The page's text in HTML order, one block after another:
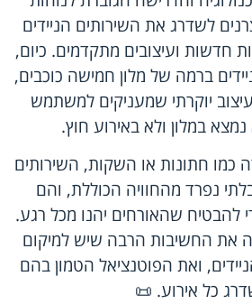
לשדרג את השירותים הניידים
חדשות ועיצובים מתקדמים. כיום,
ברמה של מלון חמישה כוכבים,
יוקרתי שמעניקים למשתמש
במלון ולא באירוע חוץ.
כמו חתונות או השקות, השירותים
נפרד מהחוויה הכוללת, והם
להבטיח שהאורחים יהנו מכל רגע.
את החשיבות הרבה שיש למיקום
ואת הפוטנציאל הטמון בהם
כל אירוע. 📜